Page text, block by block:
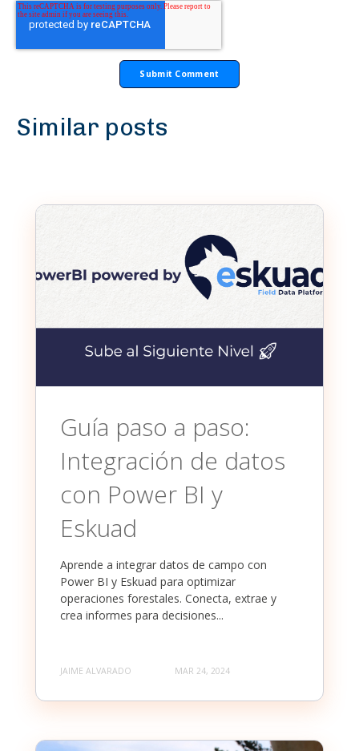
Similar posts
Guía paso a paso:
Integración de datos
con Power BI y
Eskuad
Aprende a integrar datos de campo con
Power BI y Eskuad para optimizar
operaciones forestales. Conecta, extrae y
crea informes para decisiones...
JAIME ALVARADO MAR 24, 2024